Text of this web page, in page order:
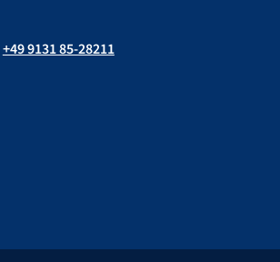
+49 9131 85-28211